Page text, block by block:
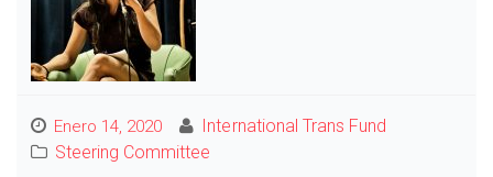
Enero 14, 2020
International Trans Fund
Steering Committee